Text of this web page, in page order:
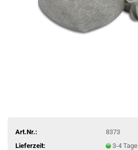
Art.Nr.:
8373
Lieferzeit:
3-4 Tage